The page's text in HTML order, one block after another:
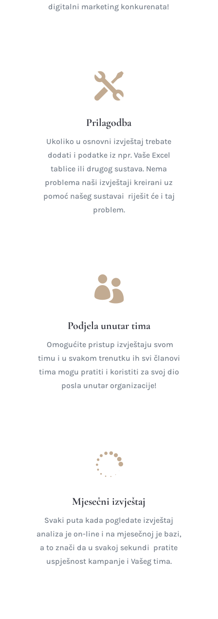
digitalni marketing konkurenata!

Prilagodba
Ukoliko u osnovni izvještaj trebate
dodati i podatke iz npr. Vaše Excel
tablice ili drugog sustava. Nema
problema naši izvještaji kreirani uz
pomoć našeg sustavai riješit će i taj
problem.

Podjela unutar tima
Omogućite pristup izvještaju svom
timu i u svakom trenutku ih svi članovi
tima mogu pratiti i koristiti za svoj dio
posla unutar organizacije!

Mjesečni izvještaj
Svaki puta kada pogledate izvještaj
analiza je on-line i na mjesečnoj je bazi,
a to znači da u svakoj sekundi pratite
uspješnost kampanje i Vašeg tima.